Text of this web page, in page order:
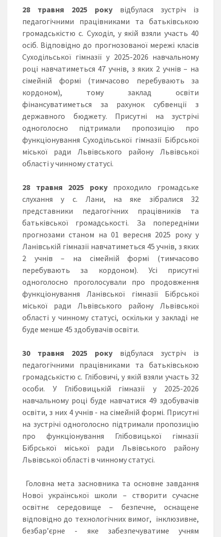
28 травня 2025 року відбулася зустріч із
педагогічними працівниками та батьківською
громадськістю с. Суходіл, у якій взяли участь 40
осіб. Відповідно до прогнозованої мережі класів
Суходільської гімназії у 2025-2026 навчальному
році навчатиметься 47 учнів, з яких 2 учнів – на
сімейній формі (тимчасово перебувають за
кордоном), тому заклад освіти
фінансуватиметься за рахунок субвенції з
державного бюджету. Присутні на зустрічі
одноголосно підтримали пропозицію про
функціонування Суходільської гімназії Бібрської
міської ради Львівського району Львівської
області у чинному статусі.
28 травня 2025 рокупроходило громадське
слухання у с. Лани, на яке зібралися 32
представники педагогічних працівників та
батьківської громадськості. За попередніми
прогнозами станом на 01 вересня 2025 року у
Ланівській гімназії навчатиметься 45 учнів, з яких
2 учнів – на сімейній формі (тимчасово
перебувають за кордоном). Усі присутні
одноголосно проголосували про продовження
функціонування Ланівської гімназії Бібрської
міської ради Львівського району Львівської
області у чинному статусі, оскільки у закладі не
буде менше 45 здобувачів освіти.
30 травня 2025 року відбулася зустріч із
педагогічними працівниками та батьківською
громадськістю с. Глібовичі, у якій взяли участь 32
особи. У Глібовицькій гімназії у 2025-2026
навчальному році буде навчатися 49 здобувачів
освіти, з них 4 учнів - на сімейній формі. Присутні
на зустрічі одноголосно підтримали пропозицію
про функціонування Глібовицької гімназії
Бібрської міської ради Львівського району
Львівської області в чинному статусі.
Головна мета засновника та основне завдання
Нової української школи – створити сучасне
освітнє середовище – безпечне, оснащене
відповідно до технологічних вимог, інклюзивне,
безбар’єрне - яке забезпечуватиме учням